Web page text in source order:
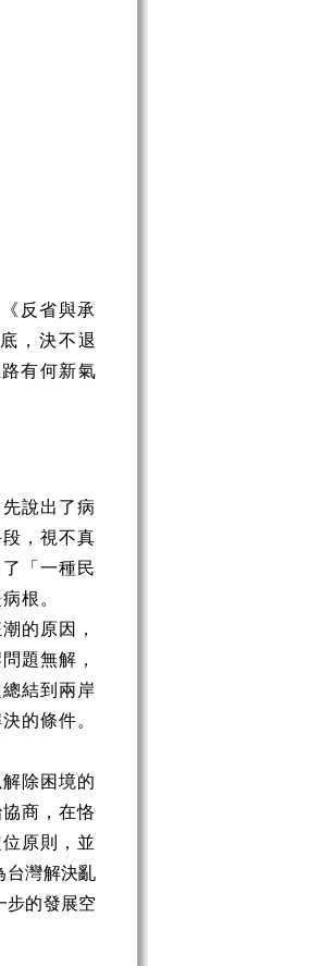
反省與承
，決不退
有何新氣
說出了病
，視不真
「一種民
根。
的原因，
題無解，
結到兩岸
的條件。
除困境的
商，在恪
原則，並
台灣解決亂
步的發展空